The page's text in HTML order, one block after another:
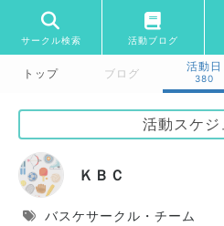
サークル検索 活動ブログ
トップ ブログ
活動日
380
活動スケジ
ＫＢＣ
バスケサークル・チーム